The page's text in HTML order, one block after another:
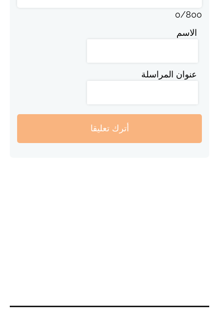
0/800
الاسم
عنوان المراسلة
أترك تعليقا